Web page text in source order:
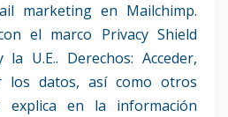
marketing en Mailchimp.
el marco Privacy Shield
U.E.. Derechos: Acceder,
los datos, así como otros
explica en la información